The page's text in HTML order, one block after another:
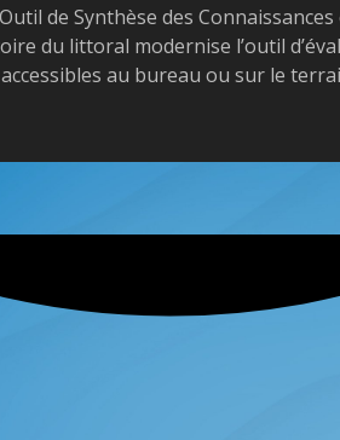
Outil de Synthèse des
du littoral modernise l’outil
accessibles au bureau ou sur le